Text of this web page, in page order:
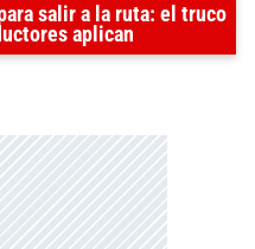
salir a la ruta: el truco
aplican